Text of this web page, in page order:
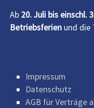
Ab 20. Juli bis einschl.
Betriebsferien und die
Impressum
Datenschutz
AGB für Verträge